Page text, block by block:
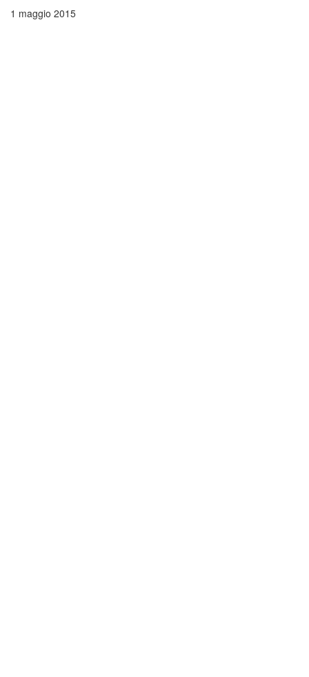
1 maggio 2015